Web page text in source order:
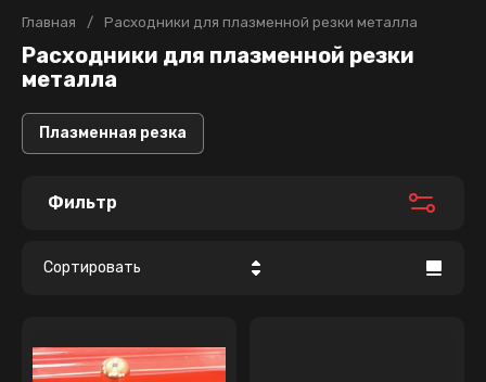
Главная / Расходники для плазменной резки металла
Расходники для плазменной резки
металла
Плазменная резка
Фильтр
Сортировать
Цена - возрастание